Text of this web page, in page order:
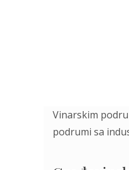
Vinarskim
podrumi sa